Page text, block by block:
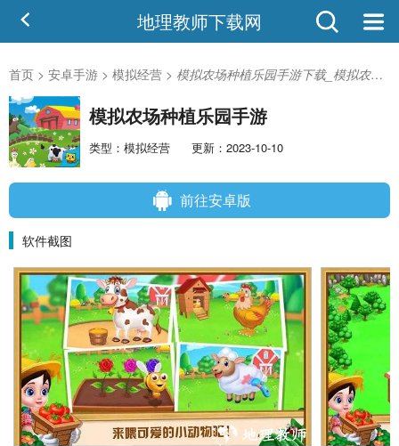
地理教师下载网
首页 > 安卓手游 > 模拟经营 > 模拟农场种植乐园手游下载_模拟农场种植乐园手游v2.1 安卓版
模拟农场种植乐园手游
类型：模拟经营 更新：2023-10-10
前往安卓版
软件截图